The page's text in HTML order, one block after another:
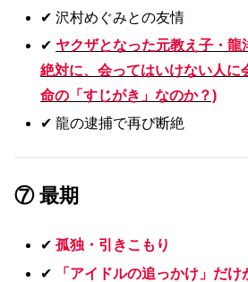
✔ 沢村めぐみとの友情
✔ ヤクザとなった元教え子・龍
絶対に、会ってはいけない人に
命の「すじがき」なのか？)
✔ 龍の逮捕で再び断絶
⑦ 最期
✔孤独・引きこもり
✔
「アイドルの追っかけ」だけ